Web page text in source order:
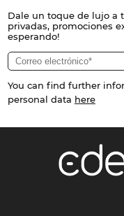
Dale un toque de lujo a
privadas, promociones
esperando!
You can find further
personal data here